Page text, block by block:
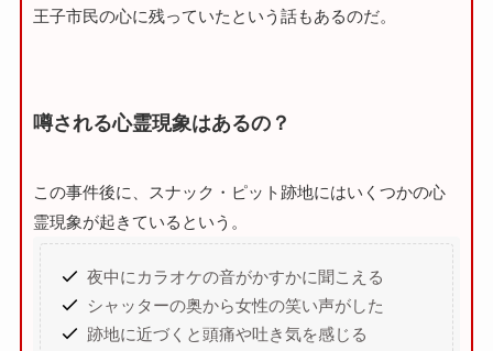
王子市民の心に残っていたという話もあるのだ。
噂される心霊現象はあるの？
この事件後に、スナック・ピット跡地にはいくつかの心
霊現象が起きているという。
夜中にカラオケの音がかすかに聞こえる
シャッターの奥から女性の笑い声がした
跡地に近づくと頭痛や吐き気を感じる